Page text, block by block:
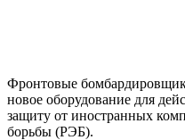
Фронтовые
новое оборудование для
защиту от иностранных
борьбы (РЭБ).